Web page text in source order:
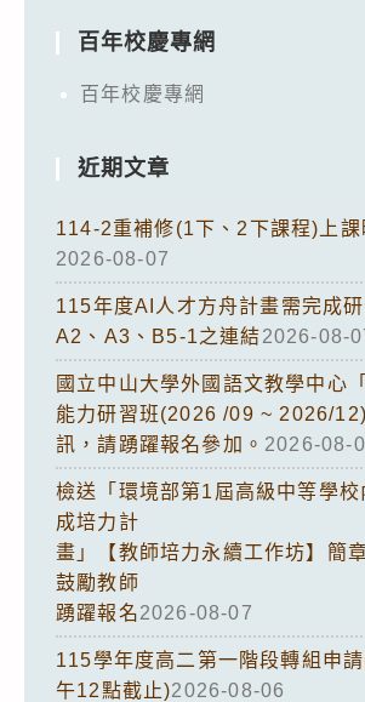
百年校慶專網
百年校慶專網
近期文章
114-2重補修(1下、2下課程)上課
2026-08-07
115年度AI人才方舟計畫需完成研
A2、A3、B5-1之連結2026-08-
國立中山大學外國語文教學中心
能力研習班(2026 /09 ~ 2026/
訊，請踴躍報名參加。 2026-08-
檢送「環境部第1屆高級中等學校
成培力計
畫」【教師培力永續工作坊】簡
鼓勵教師
踴躍報名2026-08-07
115學年度高二第一階段轉組申
午12點截止)2026-08-06